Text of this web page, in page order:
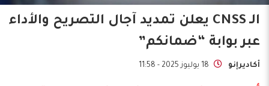
الـ CNSS يعلن تمديد آجال التصريح والأداء
عبر بوابة “ضمانكم”
أكاديرإنو 18 يوليوز 2025 - 11:58